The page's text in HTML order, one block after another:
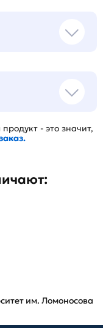
- это значит,
им. Ломоносова